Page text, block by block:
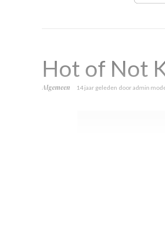
Hot of Not
Algemeen 14 jaar geleden dooradmin